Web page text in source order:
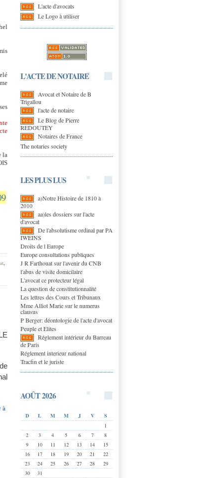
L'acte d'avocats
Le Logo à utiliser
L'ACTE DE NOTAIRE
Avocat et Notaire de B
Trigallou
l'acte de notaire
Le Blog de Pierre
REDOUTEY
Notaires de France
The notaries society
LES PLUS LUS
a)Notre Histoire de 1810 à
2010
aa)les dossiers sur l'acte
d'avocat
De l'absolutisme ordinal par PA
IWEINS
Droits de l Europe
Europe consultations publiques
J R Farthouat sur l'avenir du CNB
l'abus de visite domicilaire
L'avocat ce protecteur légal
La question de constitutionnalité
Les lettres des Cours et Tribunaux
Mme Alliot Marie sur le numerus
clausus
P Berger: déontologie de l'acte d'avocat
Peuple et Elites
Réglement intérieur du Barreau
de Paris
Réglement interieur national
Tracfin et le juriste
AOÛT 2026
D L M M J V
S
1
2
3 4 5 6 7
8
9
10 11 12 13 14
15
16
17 18 19 20 21
22
23
24 25 26 27 28
29
30
31
la
à